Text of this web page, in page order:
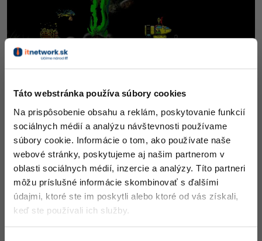
Táto webstránka používa súbory cookies
Na prispôsobenie obsahu a reklám, poskytovanie funkcií
sociálnych médií a analýzu návštevnosti používame
súbory cookie. Informácie o tom, ako používate naše
webové stránky, poskytujeme aj našim partnerom v
oblasti sociálnych médií, inzercie a analýzy. Títo partneri
môžu príslušné informácie skombinovať s ďalšími
údajmi, ktoré ste im poskytli alebo ktoré od vás získali,
keď ste používali ich služby.
MS Office -80%
Linux a UNIX
Siete
Kybernetická bezpečnost
Elektronický podpis
Adobe After Effects
Blender
-80%
Video
Ostatné
Fórum